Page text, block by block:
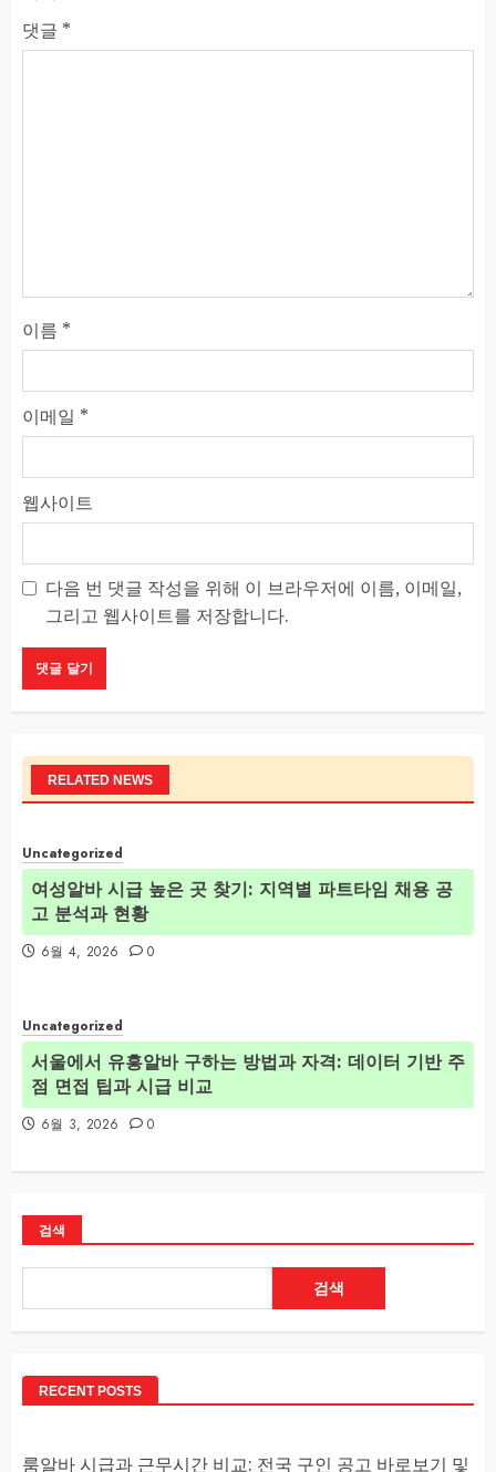
댓글 *
이름 *
이메일 *
웹사이트
다음 번 댓글 작성을 위해 이 브라우저에 이름, 이메일,
그리고 웹사이트를 저장합니다.
RELATED NEWS
Uncategorized
여성알바 시급 높은 곳 찾기: 지역별 파트타임 채용 공
고 분석과 현황
6월 4, 2026 0
Uncategorized
서울에서 유흥알바 구하는 방법과 자격: 데이터 기반 주
점 면접 팁과 시급 비교
6월 3, 2026 0
검색
검색
RECENT POSTS
룸알바 시급과 근무시간 비교: 전국 구인 공고 바로보기 및